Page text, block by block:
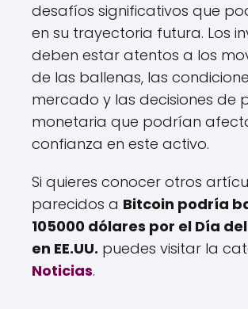
desafíos significativos que
en su trayectoria futura. Los
deben estar atentos a los
de las ballenas, las
mercado y las decisiones de
monetaria que podrían
confianza en este activo.
Si quieres conocer otros
parecidos a Bitcoin podría
105000 dólares por el Día
en EE.UU. puedes visitar la
Noticias.